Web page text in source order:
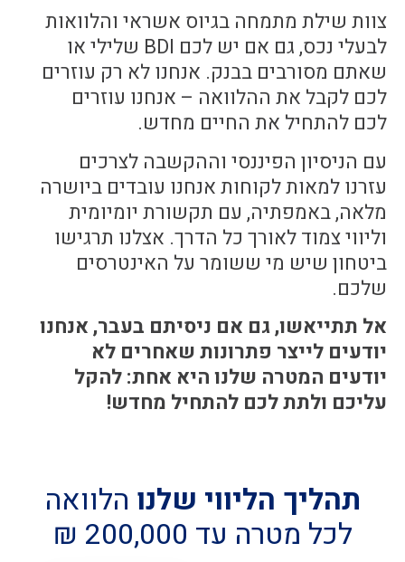
צוות שילת מתמחה בגיוס אשראי והלוואות
לבעלי נכס, גם אם יש לכם BDI שלילי או
שאתם מסורבים בבנק. אנחנו לא רק עוזרים
לכם לקבל את ההלוואה – אנחנו עוזרים
לכם להתחיל את החיים מחדש.
עם הניסיון הפיננסי וההקשבה לצרכים
עזרנו למאות לקוחות אנחנו עובדים ביושרה
מלאה, באמפתיה, עם תקשורת יומיומית
וליווי צמוד לאורך כל הדרך. אצלנו תרגישו
ביטחון שיש מי ששומר על האינטרסים
שלכם.
אל תתייאשו, גם אם ניסיתם בעבר,אנחנו
יודעים לייצר פתרונות שאחרים לא
יודעים המטרה שלנו היא אחת: להקל
עליכם ולתת לכם להתחיל מחדש!
תהליך הליווי שלנו הלוואה
לכל מטרה עד 200,000 ₪